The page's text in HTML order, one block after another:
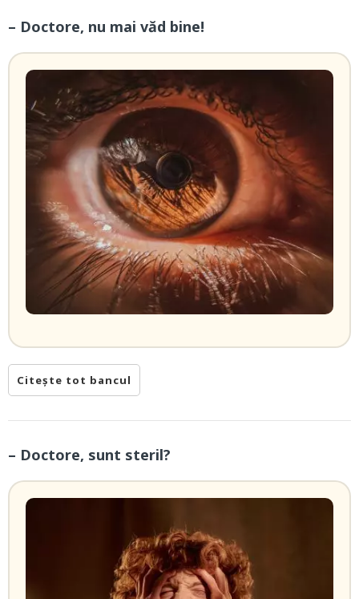
– Doctore, nu mai văd bine!
Citește tot bancul
– Doctore, sunt steril?